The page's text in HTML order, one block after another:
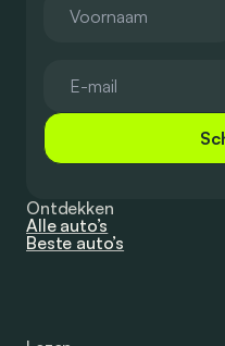
Ontdekken
Alle auto’s
Beste auto’s